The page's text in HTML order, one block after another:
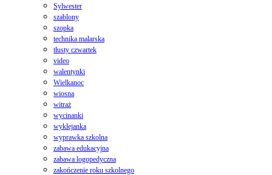
Sylwester
szablony
szopka
technika malarska
tłusty czwartek
video
walentynki
Wielkanoc
wiosna
witraż
wycinanki
wyklejanka
wyprawka szkolna
zabawa edukacyjna
zabawa logopedyczna
zakończenie roku szkolnego